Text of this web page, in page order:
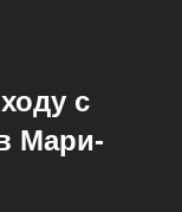
с
Мари-